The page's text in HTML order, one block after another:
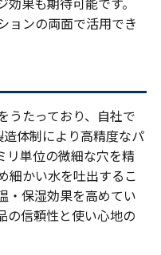
ョンの両面で活用でき
うたっており、自社で
体制により高精度なパ
リ単位の微細な穴を精
細かい水を吐出するこ
・保湿効果を高めてい
の信頼性と使い心地の